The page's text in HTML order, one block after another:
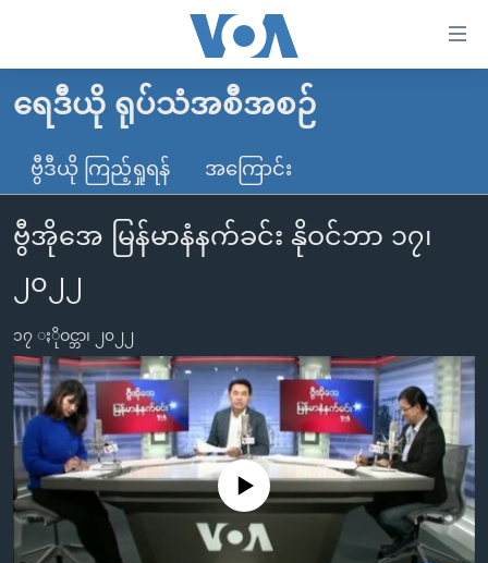
လွယ်ကူ
သည့်
Link
များ
ပင်မ
သို့
ကျော်
ကြည့်
ရန်
ပင်မ
အ
ညွန်း
စာမျက်နှာ
မူလစာမျက်နှာ
မြန်မာ
ကမ္ဘာ့သတင်းများ
နိုင်ငံတကာ
အစ္စရေး-ပါလက်စတိုင်း
ဗွီဒီယို
ရပ်ဝန်းတခု လမ်းတခု အလွန်
အင်္ဂလိပ်စာလေ့လာမယ်
အမေရိကန်သုံးအီဒီယံ
မကြေးမုံရဲ့ အင်္ဂလိပ်စာ
ရုပ်ရှင်ထဲက အင်္ဂလိပ်စာ
သုတပဒေသာ အင်္ဂလိပ်စာ
အပတ်စဉ်ကဏ္ဍများ
ရေဒီယို
တီဗွီ
ရေဒီယိုနှင့်ရုပ်သံ အချက်အလက်များ
ရေဒီယို/တီဗွီအစီအစဉ်
Learning English
ရေဒီယို ရုပ်သံအစီအစဉ်
ဗွီဒီယို ကြည့်ရှုရန် အကြောင်း
ဗွီအိုအေ မြန်မာနံနက်ခင်း နိုဝင်ဘာ ၁၇၊
၂၀၂၂
၁၇ ႏိုဝင္ဘာ၊ ၂၀၂၂
No media source currently available